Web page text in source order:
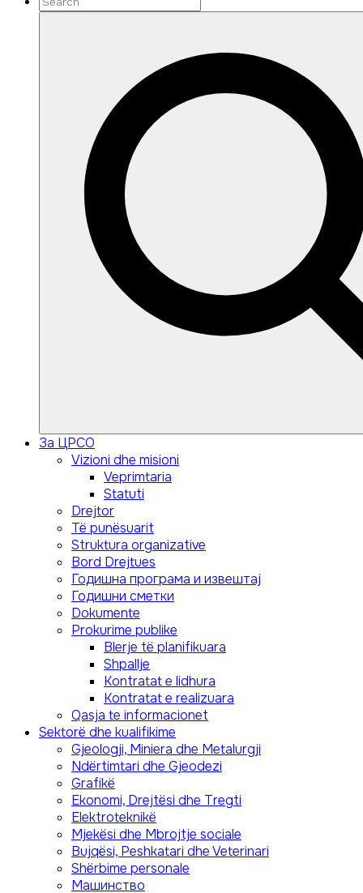
Search
Search
for:
За ЦРСО
Vizioni dhe misioni
Veprimtaria
Statuti
Drejtor
Të punësuarit
Struktura organizative
Bord Drejtues
Годишна програма и извештај
Годишни сметки
Dokumente
Prokurime publike
Blerje të planifikuara
Shpallje
Kontratat e lidhura
Kontratat e realizuara
Qasja te informacionet
Sektorë dhe kualifikime
Gjeologji, Miniera dhe Metalurgji
Ndërtimtari dhe Gjeodezi
Grafikë
Ekonomi, Drejtësi dhe Tregti
Elektroteknikë
Mjekësi dhe Mbrojtje sociale
Bujqësi, Peshkatari dhe Veterinari
Shërbime personale
Mашинство